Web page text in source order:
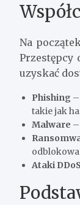
Na
Przestępcy
uzyskać
Phishing
takie jak
Malware
Ataki DDoS